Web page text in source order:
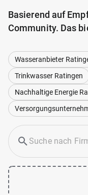
Basierend auf
Community. Das
Wasseranbieter
Trinkwasser Ratingen
Nachhaltige Energie